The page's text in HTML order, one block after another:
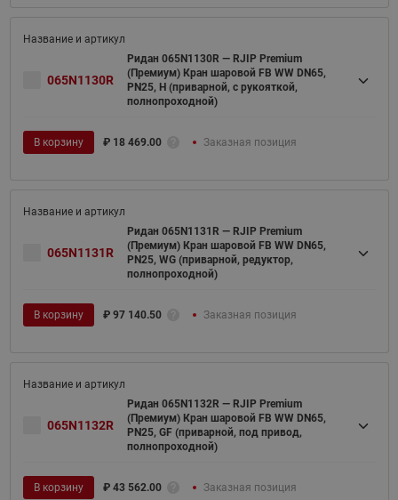
065N1130R
Ридан 065N1130R — RJIP Premium
(Премиум) Кран шаровой FB WW DN65,
PN25, H (приварной, с рукояткой,
полнопроходной)
В корзину ₽ 18 469.00 Заказная позиция
065N1131R
Ридан 065N1131R — RJIP Premium
(Премиум) Кран шаровой FB WW DN65,
PN25, WG (приварной, редуктор,
полнопроходной)
В корзину ₽ 97 140.50 Заказная позиция
065N1132R
Ридан 065N1132R — RJIP Premium
(Премиум) Кран шаровой FB WW DN65,
PN25, GF (приварной, под привод,
полнопроходной)
В корзину ₽ 43 562.00 Заказная позиция